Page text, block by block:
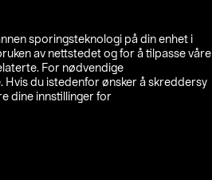
sporingsteknologi på din enhet i
av nettstedet og for å tilpasse våre
For nødvendige
Hvis du istedenfor ønsker å skreddersy
dine innstillinger for